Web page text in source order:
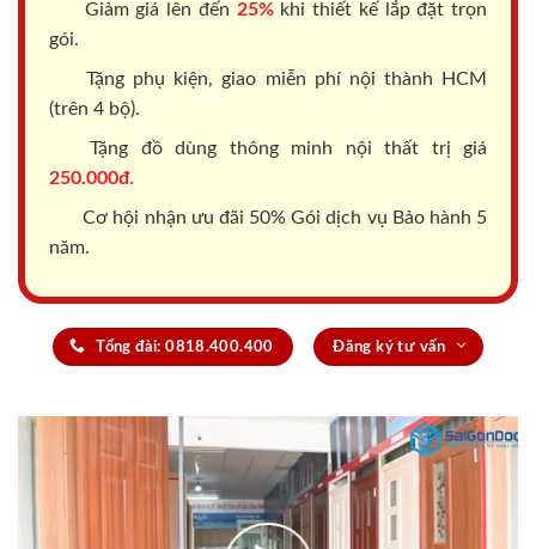
Giảm giá lên đến 25%khi thiết kế lắp đặt trọn
gói.
Tặng phụ kiện, giao miễn phí nội thành HCM
(trên 4 bộ).
Tặng đồ dùng thông minh nội thất trị giá
250.000đ.
Cơ hội nhận ưu đãi 50% Gói dịch vụ Bảo hành 5
năm.
Tổng đài: 0818.400.400 Đăng ký tư vấn